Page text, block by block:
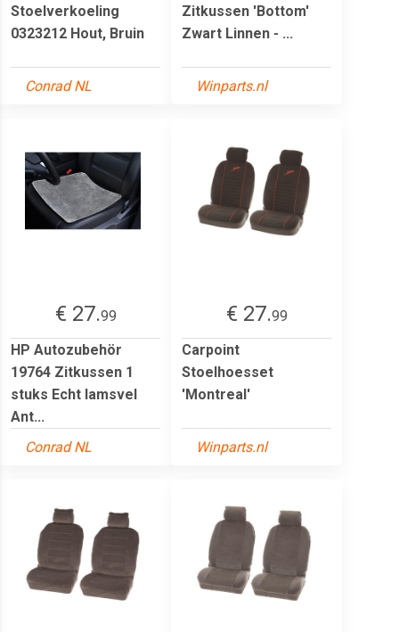
Stoelverkoeling
0323212 Hout, Bruin
Conrad NL
Zitkussen 'Bottom'
Zwart Linnen - ...
Winparts.nl
€ 27.99
HP Autozubehör
19764 Zitkussen 1
stuks Echt lamsvel
Ant...
Conrad NL
€ 27.99
Carpoint
Stoelhoesset
'Montreal'
Winparts.nl